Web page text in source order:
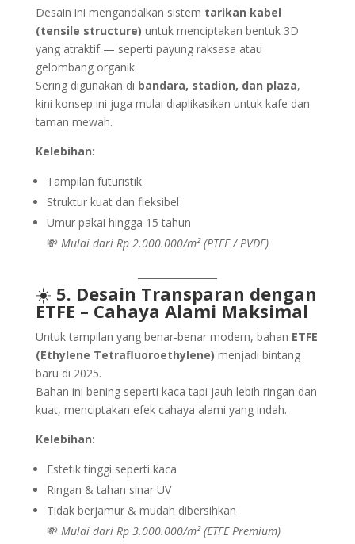
Desain ini mengandalkan sistem tarikan kabel
(tensile structure) untuk menciptakan bentuk 3D
yang atraktif — seperti payung raksasa atau
gelombang organik.
Sering digunakan di bandara, stadion, dan plaza,
kini konsep ini juga mulai diaplikasikan untuk kafe dan
taman mewah.
Kelebihan:
Tampilan futuristik
Struktur kuat dan fleksibel
Umur pakai hingga 15 tahun
💸 Mulai dari Rp 2.000.000/m² (PTFE / PVDF)
☀️ 5. Desain Transparan dengan
ETFE – Cahaya Alami Maksimal
Untuk tampilan yang benar-benar modern, bahan ETFE
(Ethylene Tetrafluoroethylene) menjadi bintang
baru di 2025.
Bahan ini bening seperti kaca tapi jauh lebih ringan dan
kuat, menciptakan efek cahaya alami yang indah.
Kelebihan:
Estetik tinggi seperti kaca
Ringan & tahan sinar UV
Tidak berjamur & mudah dibersihkan
💸 Mulai dari Rp 3.000.000/m² (ETFE Premium)